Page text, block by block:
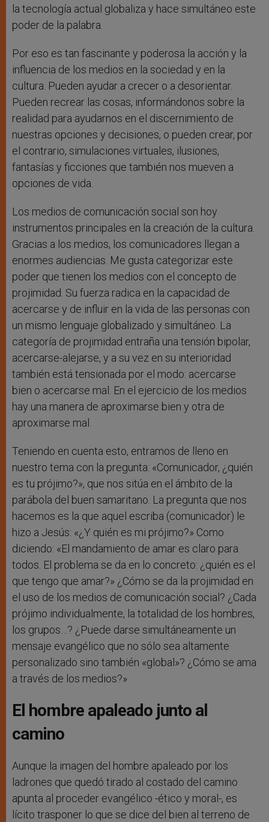
la tecnología actual globaliza y hace simultáneo este
poder de la palabra.
Por eso es tan fascinante y poderosa la acción y la
influencia de los medios en la sociedad y en la
cultura. Pueden ayudar a crecer o a desorientar.
Pueden recrear las cosas, informándonos sobre la
realidad para ayudarnos en el discernimiento de
nuestras opciones y decisiones, o pueden crear, por
el contrario, simulaciones virtuales, ilusiones,
fantasías y ficciones que también nos mueven a
opciones de vida.
Los medios de comunicación social son hoy
instrumentos principales en la creación de la cultura.
Gracias a los medios, los comunicadores llegan a
enormes audiencias. Me gusta categorizar este
poder que tienen los medios con el concepto de
projimidad. Su fuerza radica en la capacidad de
acercarse y de influir en la vida de las personas con
un mismo lenguaje globalizado y simultáneo. La
categoría de projimidad entraña una tensión bipolar,
acercarse-alejarse, y a su vez en su interioridad
también está tensionada por el modo: acercarse
bien o acercarse mal. En el ejercicio de los medios
hay una manera de aproximarse bien y otra de
aproximarse mal.
Teniendo en cuenta esto, entramos de lleno en
nuestro tema con la pregunta: «Comunicador, ¿quién
es tu prójimo?», que nos sitúa en el ámbito de la
parábola del buen samaritano. La pregunta que nos
hacemos es la que aquel escriba (comunicador) le
hizo a Jesús: «¿Y quién es mi prójimo?» Como
diciendo: «El mandamiento de amar es claro para
todos. El problema se da en lo concreto: ¿quién es el
que tengo que amar?» ¿Cómo se da la projimidad en
el uso de los medios de comunicación social? ¿Cada
prójimo individualmente, la totalidad de los hombres,
los grupos…? ¿Puede darse simultáneamente un
mensaje evangélico que no sólo sea altamente
personalizado sino también «global»? ¿Cómo se ama
a través de los medios?»
El hombre apaleado junto al
camino
Aunque la imagen del hombre apaleado por los
ladrones que quedó tirado al costado del camino
apunta al proceder evangélico -ético y moral-, es
lícito trasponer lo que se dice del bien al terreno de